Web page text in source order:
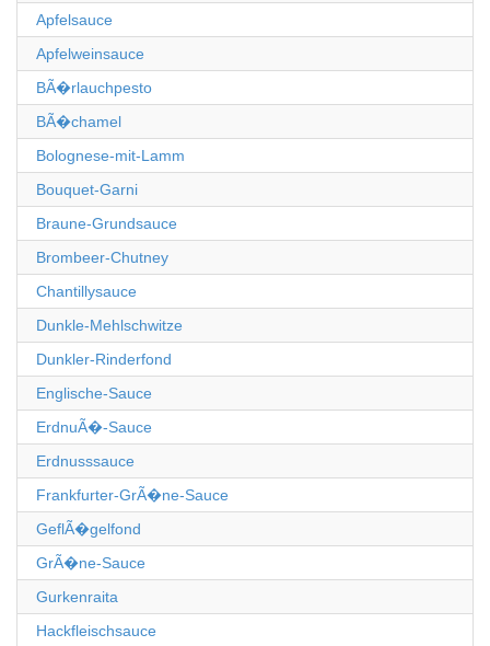
Apfelsauce
Apfelweinsauce
BÃ�rlauchpesto
BÃ�chamel
Bolognese-mit-Lamm
Bouquet-Garni
Braune-Grundsauce
Brombeer-Chutney
Chantillysauce
Dunkle-Mehlschwitze
Dunkler-Rinderfond
Englische-Sauce
ErdnuÃ�-Sauce
Erdnusssauce
Frankfurter-GrÃ�ne-Sauce
GeflÃ�gelfond
GrÃ�ne-Sauce
Gurkenraita
Hackfleischsauce